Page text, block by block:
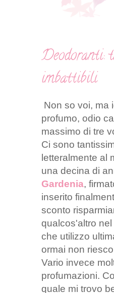
Deodoranti:
imbattibili
Non so voi, ma
profumo, odio
massimo di tre
Ci sono
letteralmente al
una decina di
Gardenia,
inserito
sconto
qualcos'altro
che utilizzo
ormai non
Vario invece
profumazioni.
quale mi trovo